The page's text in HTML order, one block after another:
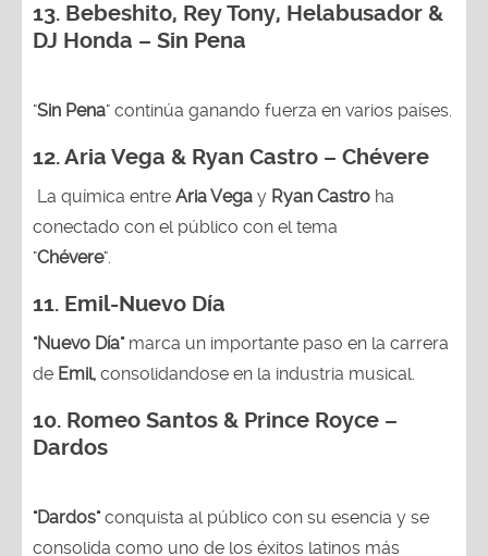
13. Bebeshito, Rey Tony, Helabusador &
DJ Honda – Sin Pena
"Sin Pena" continúa ganando fuerza en varios países.
12. Aria Vega & Ryan Castro – Chévere
La química entre Aria Vega y Ryan Castro ha
conectado con el público con el tema
"Chévere".
11. Emil-Nuevo Día
"Nuevo Día"marca un importante paso en la carrera
de Emil, consolidandose en la industria musical.
10. Romeo Santos & Prince Royce –
Dardos
"Dardos"conquista al público con su esencia y se
consolida como uno de los éxitos latinos más